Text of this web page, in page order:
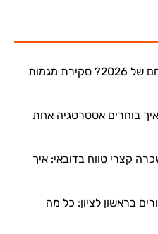
למה בטומי היא יעד ההשקעה החם של 2026? סקירת מגמות
בוחרים אסטרטגיה אחת
קצרי טווח בדובאי: איך
בראשון לציון: כל מה